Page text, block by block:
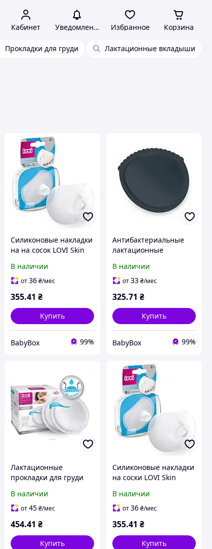
Кабинет Уведомления Избранное Корзина
Прокладки для груди Лактационные вкладыши
Силиконовые накладки
на на сосок LOVI Skin
В наличии
от36 ₴/мес
355.41 ₴
Купить
BabyBox 99%
Антибактериальные
лактационные
Lovi Discreet Elegance,
20 шт.
В наличии
от33₴/мес
325.71 ₴
Купить
BabyBox 99%
Лактационные
прокладки для груди
19/602, 40 шт.
В наличии
от45 ₴/мес
454.41 ₴
Купить
Силиконовые накладки
на соски LOVI Skin
В наличии
от36₴/мес
355.41 ₴
Купить